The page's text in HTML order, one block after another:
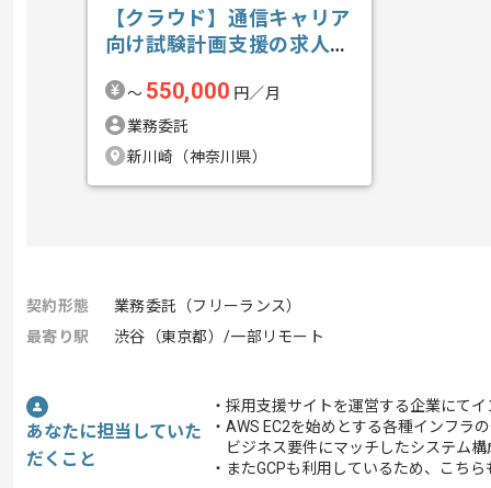
【クラウド】通信キャリア
向け試験計画支援の求人・
〜 550,000 円／月
業務委託
新川崎（神奈川県）
契約形態
業務委託（フリーランス）
最寄り駅
渋谷（東京都）/一部リモート
あなたに担当していた
だくこと
・採用支援サイトを運営する企業にて
・AWS EC2を始めとする各種インフラ
ビジネス要件にマッチしたシステム
・またGCPも利用しているため、こち